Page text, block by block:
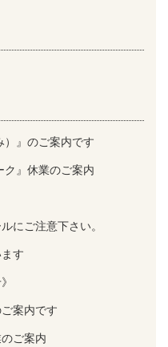
）』のご案内です
』休業のご案内
にご注意下さい。
す
案内です
ご案内